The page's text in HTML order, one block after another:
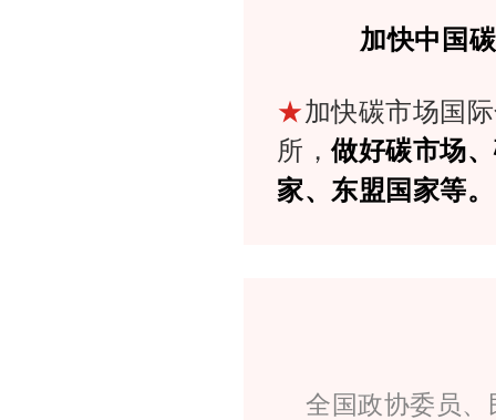
加快中国
★加快碳市场国
所，做好碳市场
家、东盟国家等。
全国政协委员